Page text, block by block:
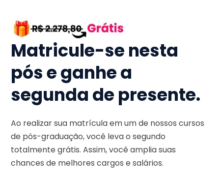
Matricule-se nesta
pós e ganhe a
segunda de presente.
Ao realizar sua matrícula em um de nossos cursos
de pós-graduação, você leva o segundo
totalmente grátis. Assim, você amplia suas
chances de melhores cargos e salários.